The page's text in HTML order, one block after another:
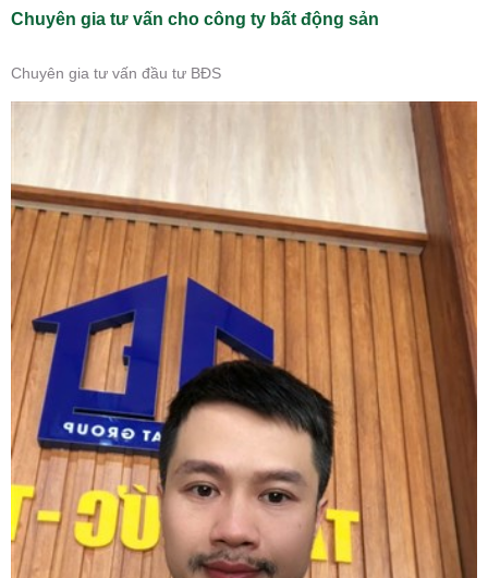
Chuyên gia tư vấn cho công ty bất động sản
Chuyên gia tư vấn đầu tư BĐS